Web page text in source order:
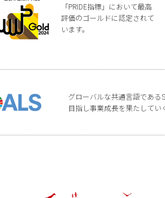
「PRIDE指標」において最高
評価のゴールドに認定されて
います。
グローバルな共通言語である
目指し事業成長を果たしてい